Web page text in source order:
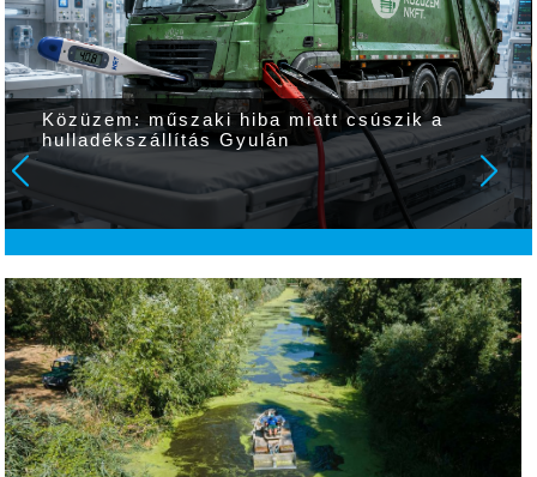
Közüzem: műszaki hiba miatt csúszik a
hulladékszállítás Gyulán